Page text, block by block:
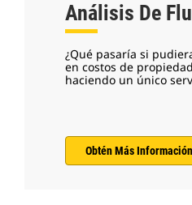
Análisis De
¿Qué pasaría si
en costos de
haciendo un único
Obtén Más Información